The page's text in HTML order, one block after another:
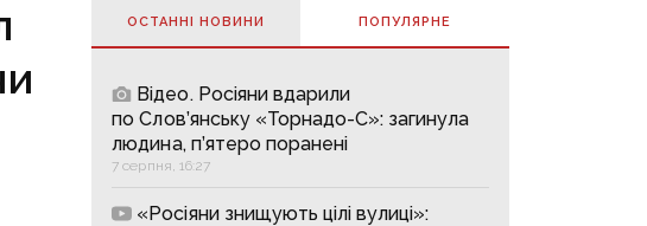
ОСТАННІ НОВИНИ ПОПУЛЯРНE
Відео. Росіяни вдарили
по Слов’янську «Торнадо-С»: загинула
людина, п’ятеро поранені
7 серпня, 16:27
«Росіяни знищують цілі вулиці»: